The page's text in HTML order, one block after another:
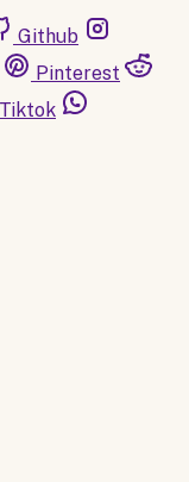
Github
Pinterest
Tiktok